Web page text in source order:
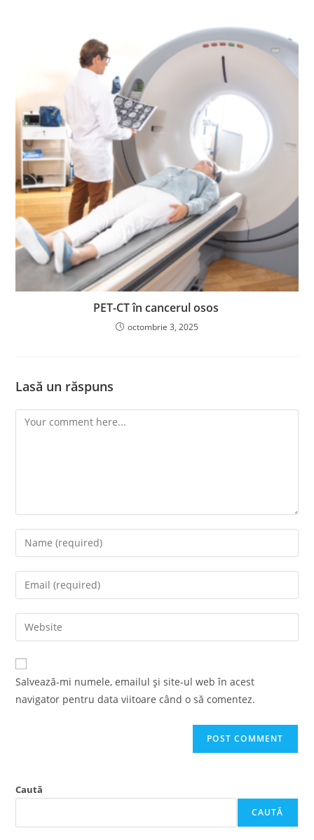
PET-CT în cancerul osos
octombrie 3, 2025
Lasă un răspuns
Comment
Enter
your
name
comment
Enter
your
email
address
comment
Enter
your
website
URL
Salvează-mi numele, emailul și site-ul web în acest
navigator pentru data viitoare când o să comentez.
Caută
CAUTĂ